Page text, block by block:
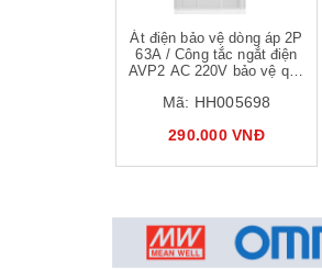
Át điện bảo vệ dòng áp 2P
63A / Công tắc ngắt điện
AVP2 AC 220V bảo vệ quá
Mã: HH005698
290.000 VNĐ